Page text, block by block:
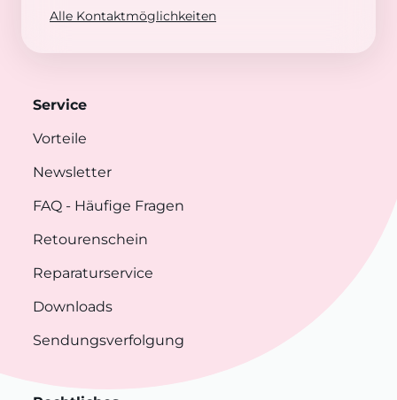
Alle Kontaktmöglichkeiten
Service
Vorteile
Newsletter
FAQ - Häufige Fragen
Retourenschein
Reparaturservice
Downloads
Sendungsverfolgung